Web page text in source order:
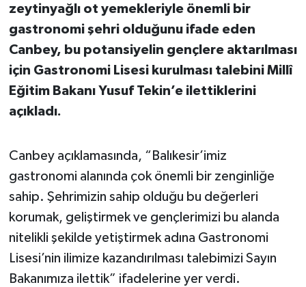
zeytinyağlı ot yemekleriyle önemli bir
gastronomi şehri olduğunu ifade eden
Canbey, bu potansiyelin gençlere aktarılması
için Gastronomi Lisesi kurulması talebini Millî
Eğitim Bakanı Yusuf Tekin’e ilettiklerini
açıkladı.
Canbey açıklamasında, “Balıkesir’imiz
gastronomi alanında çok önemli bir zenginliğe
sahip. Şehrimizin sahip olduğu bu değerleri
korumak, geliştirmek ve gençlerimizi bu alanda
nitelikli şekilde yetiştirmek adına Gastronomi
Lisesi’nin ilimize kazandırılması talebimizi Sayın
Bakanımıza ilettik” ifadelerine yer verdi.
TARİHTE BUGÜN
TEKNOLOJİ
Trend
VİZYONDAKİLER